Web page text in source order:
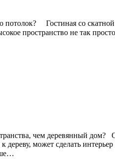
⠀ Гостиная со
пространство не так
чем деревянный
дереву, может сделать